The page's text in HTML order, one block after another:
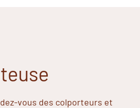
vous des colporteurs et